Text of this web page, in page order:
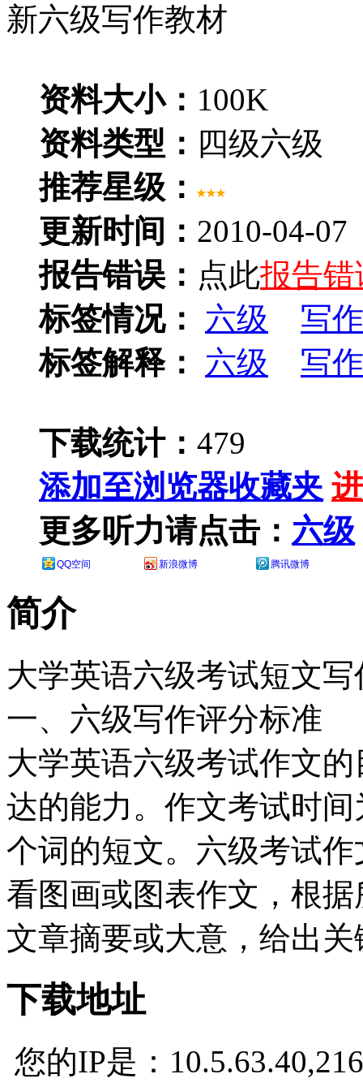
新六级写作教材
资料大小： 100K
资料类型： 四级六级
推荐星级：
更新时间： 2010-04-07
报告错误： 点此报告错
标签情况：
六级
写作
标签解释：
六级 写作
下载统计： 479
添加至浏览器收藏夹
更多听力请点击： 六级
QQ空间 新浪微博 腾讯微博
简介
大学英语六级考试短文写
一、六级写作评分标准
大学英语六级考试作文
达的能力。作文考试时
个词的短文。六级考试
看图画或图表作文，根
文章摘要或大意，给出
下载地址
您的IP是：